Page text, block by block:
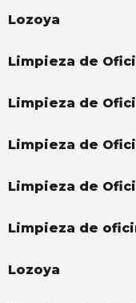
Lozoya
Limpieza de
Limpieza de
Limpieza de
Limpieza de
Limpieza de
Lozoya